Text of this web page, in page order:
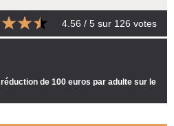
4.56 / 5 sur 126 votes
réduction de 100 euros par adulte sur le